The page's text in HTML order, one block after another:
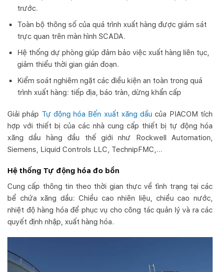
trước.
Toàn bộ thông số của quá trình xuất hàng được giám sát
trực quan trên màn hình SCADA.
Hệ thống dự phòng giúp đảm bảo việc xuất hàng liên tục,
giảm thiểu thời gian gián đoạn.
Kiểm soát nghiêm ngặt các điều kiện an toàn trong quá
trình xuất hàng: tiếp địa, báo tràn, dừng khẩn cấp
Giải pháp Tự động hóa Bến xuất xăng dầu của PIACOM tích
hợp với thiết bị của các nhà cung cấp thiết bị tự động hóa
xăng dầu hàng đầu thế giới như Rockwell Automation,
Siemens, Liquid Controls LLC, TechnipFMC,…
Hệ thống Tự động hóa đo bồn
Cung cấp thông tin theo thời gian thực về tình trạng tại các
bể chứa xăng dầu: Chiều cao nhiên liệu, chiều cao nước,
nhiệt độ hàng hóa để phục vụ cho công tác quản lý và ra các
quyết định nhập, xuất hàng hóa.